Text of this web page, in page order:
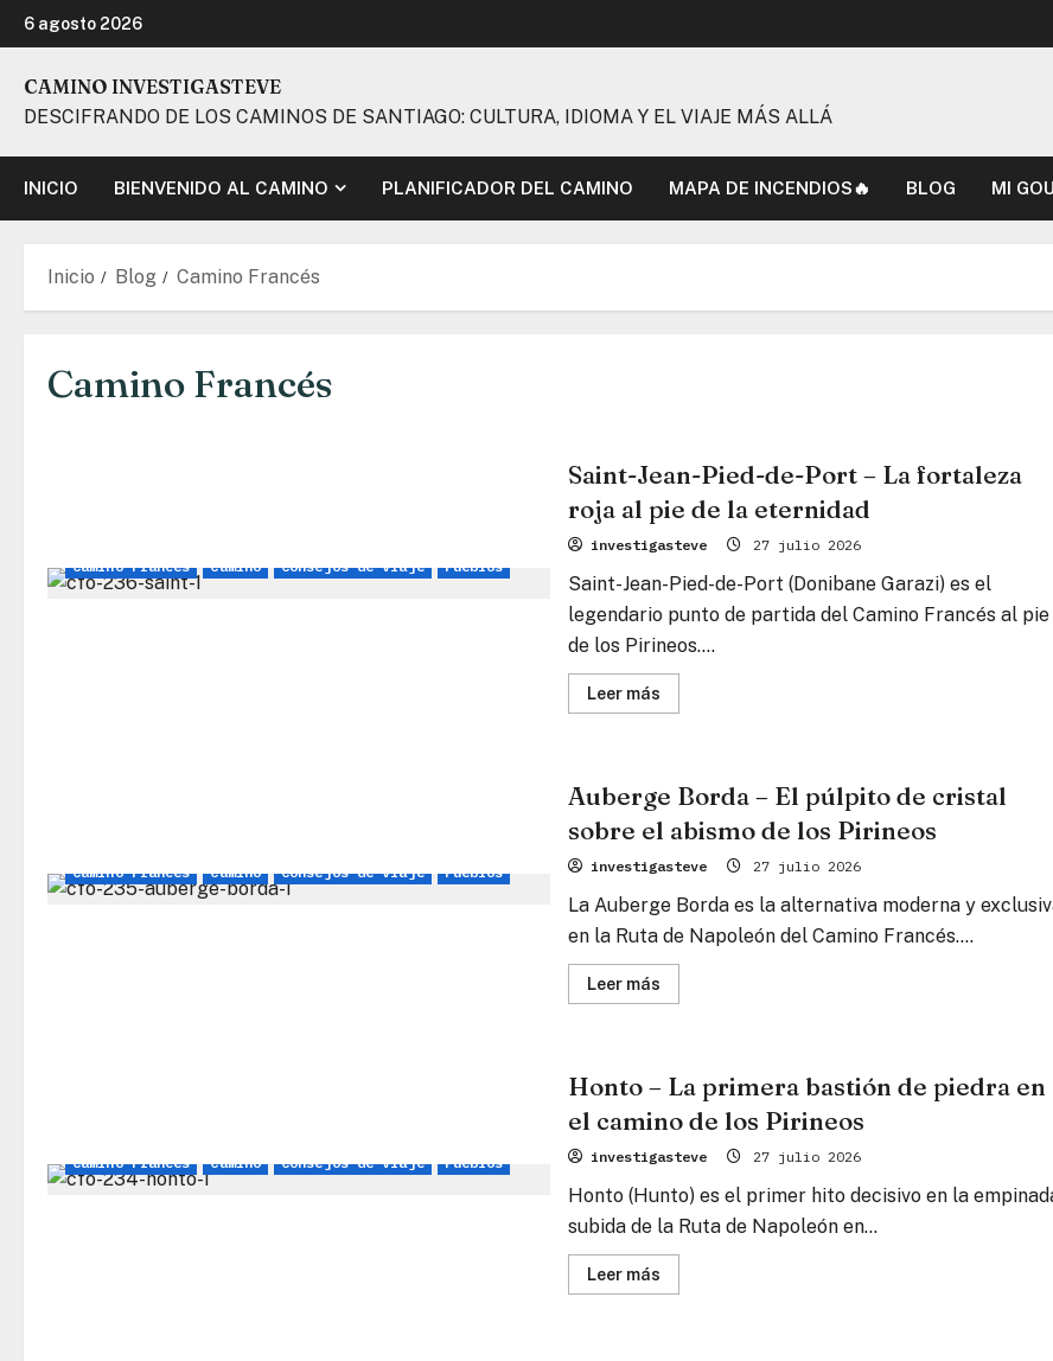
al
contenido
6 agosto 2026
CAMINO INVESTIGASTEVE
DESCIFRANDO DE LOS CAMINOS DE SANTIAGO: CULTURA, IDIOMA Y EL VIAJE MÁS ALLÁ
INICIO BIENVENIDO AL CAMINO PLANIFICADOR DEL CAMINO MAPA DE INCENDIOS🔥 BLOG MI
Inicio Blog Camino Francés
Camino Francés
Camino Francés Camino Consejos de viaje Pueblos
Saint-Jean-Pied-de-Port – La fortaleza
roja al pie de la eternidad
investigasteve 27 julio 2026
Saint-Jean-Pied-de-Port (Donibane Garazi) es el
legendario punto de partida del Camino Francés al pie
de los Pirineos....
Leer másLee
más
de-
Port
–
La
fortaleza
roja
pie
de
la
Camino Francés Camino Consejos de viaje Pueblos
Auberge Borda – El púlpito de cristal
sobre el abismo de los Pirineos
investigasteve 27 julio 2026
La Auberge Borda es la alternativa moderna y
en la Ruta de Napoleón del Camino Francés....
Leer másLee
más
El
púlpito
de
cristal
sobre
el
de
los
Pirineos
Camino Francés Camino Consejos de viaje Pueblos
Honto – La primera bastión de piedra en
el camino de los Pirineos
investigasteve 27 julio 2026
Honto (Hunto) es el primer hito decisivo en la
subida de la Ruta de Napoleón en...
Leer másLee
más